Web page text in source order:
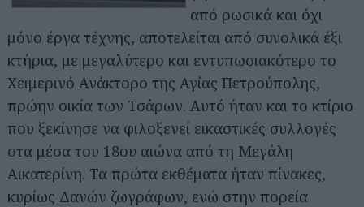
από ρωσικά και όχι
μόνο έργα τέχνης, αποτελείται από συνολικά έξι
κτήρια, με μεγαλύτερο και εντυπωσιακότερο το
Χειμερινό Ανάκτορο της Αγίας Πετρούπολης,
πρώην οικία των Τσάρων. Αυτό ήταν και το κτίριο
που ξεκίνησε να φιλοξενεί εικαστικές συλλογές
στα μέσα του 18ου αιώνα από τη Μεγάλη
Αικατερίνη. Τα πρώτα εκθέματα ήταν πίνακες,
κυρίως Δανών ζωγράφων, ενώ στην πορεία